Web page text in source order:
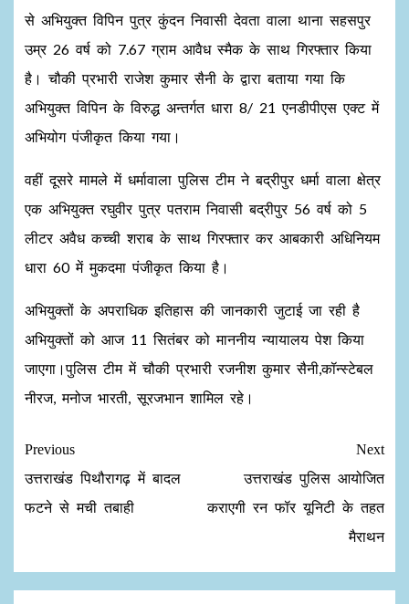
से अभियुक्त विपिन पुत्र कुंदन निवासी देवता वाला थाना सहसपुर
उम्र 26 वर्ष को 7.67 ग्राम आवैध स्मैक के साथ गिरफ्तार किया
है। चौकी प्रभारी राजेश कुमार सैनी के द्वारा बताया गया कि
अभियुक्त विपिन के विरुद्ध अन्तर्गत धारा 8/ 21 एनडीपीएस एक्ट में
अभियोग पंजीकृत किया गया।
वहीं दूसरे मामले में धर्मावाला पुलिस टीम ने बद्रीपुर धर्मा वाला क्षेत्र
एक अभियुक्त रघुवीर पुत्र पतराम निवासी बद्रीपुर 56 वर्ष को 5
लीटर अवैध कच्ची शराब के साथ गिरफ्तार कर आबकारी अधिनियम
धारा 60 में मुकदमा पंजीकृत किया है।
अभियुक्तों के अपराधिक इतिहास की जानकारी जुटाई जा रही है
अभियुक्तों को आज 11 सितंबर को माननीय न्यायालय पेश किया
जाएगा।पुलिस टीम में चौकी प्रभारी रजनीश कुमार सैनी,कॉन्स्टेबल
नीरज, मनोज भारती, सूरजभान शामिल रहे।
Previous
उत्तराखंड पिथौरागढ़ में बादल
फटने से मची तबाही
Next
उत्तराखंड पुलिस आयोजित
कराएगी रन फॉर यूनिटी के तहत
मैराथन